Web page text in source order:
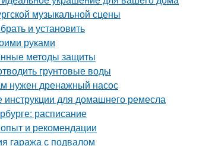
музыкальной сцены
и установить
руками
методы защиты
грунтовые воды
нужен дренажный насос
инструкции для домашнего ремесла
расписание
и рекомендации
гаража с подвалом